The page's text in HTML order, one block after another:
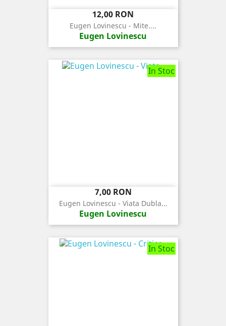
Pret
12,00 RON
Eugen Lovinescu - Mite....
Eugen Lovinescu
In Stoc
Pret
7,00 RON
Eugen Lovinescu - Viata Dubla...
Eugen Lovinescu
In Stoc